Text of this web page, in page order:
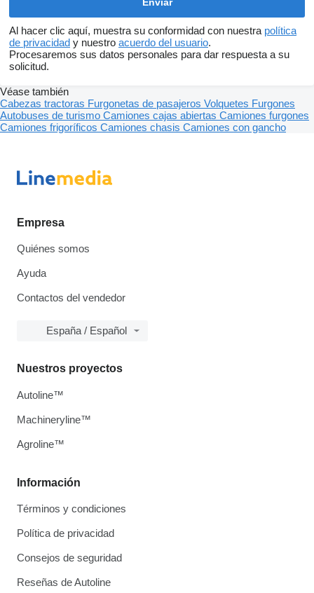
Al hacer clic aquí, muestra su conformidad con nuestra política
de privacidad y nuestro acuerdo del usuario.
Procesaremos sus datos personales para dar respuesta a su
solicitud.
Véase también
Cabezas tractoras Furgonetas de pasajeros Volquetes Furgones
Autobuses de turismo Camiones cajas abiertas Camiones furgones
Camiones frigoríficos Camiones chasis Camiones con gancho
Empresa
Quiénes somos
Ayuda
Contactos del vendedor
España / Español
Información
Términos y condiciones
Política de privacidad
Consejos de seguridad
Reseñas de Autoline
Nuestros proyectos
Autoline™
Machineryline™
Agroline™